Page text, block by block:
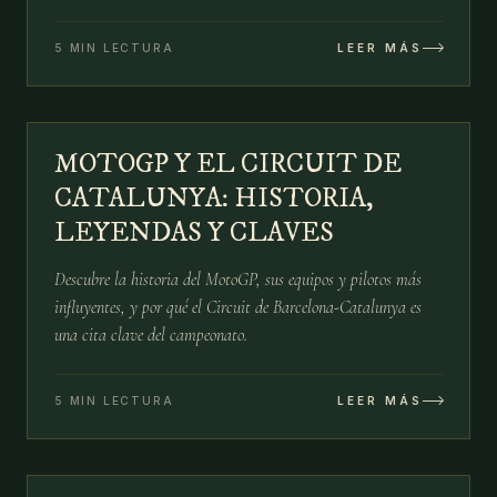
5 MIN LECTURA LEER MÁS
14 MAY
MOTOGP Y EL CIRCUIT DE
CATALUNYA: HISTORIA,
LEYENDAS Y CLAVES
Descubre la historia del MotoGP, sus equipos y pilotos más
influyentes, y por qué el Circuit de Barcelona-Catalunya es
una cita clave del campeonato.
5 MIN LECTURA LEER MÁS